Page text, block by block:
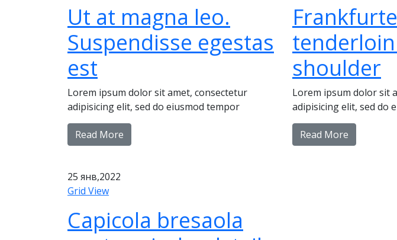
Ut at magna leo.
Suspendisse egestas
est
Lorem ipsum dolor sit amet, consectetur
adipisicing elit, sed do eiusmod tempor
Read More
shoulder
Lorem ipsum dolor sit
adipisicing elit, sed do
Read More
25 янв,2022
Grid View
Capicola bresaola